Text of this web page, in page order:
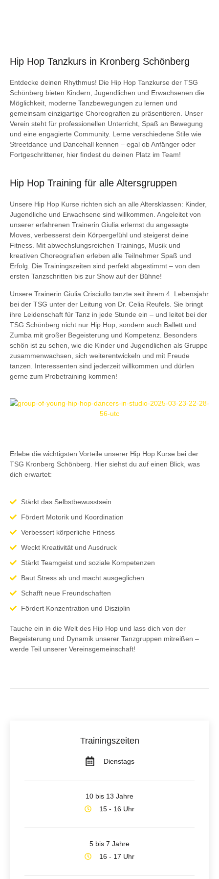
Hip Hop Tanzkurs in Kronberg Schönberg
Entdecke deinen Rhythmus! Die Hip Hop Tanzkurse der TSG
Schönberg bieten Kindern, Jugendlichen und Erwachsenen die
Möglichkeit, moderne Tanzbewegungen zu lernen und
gemeinsam einzigartige Choreografien zu präsentieren. Unser
Verein steht für professionellen Unterricht, Spaß an Bewegung
und eine engagierte Community. Lerne verschiedene Stile wie
Streetdance und Dancehall kennen – egal ob Anfänger oder
Fortgeschrittener, hier findest du deinen Platz im Team!
Hip Hop Training für alle Altersgruppen
Unsere Hip Hop Kurse richten sich an alle Altersklassen: Kinder,
Jugendliche und Erwachsene sind willkommen. Angeleitet von
unserer erfahrenen Trainerin Giulia erlernst du angesagte
Moves, verbesserst dein Körpergefühl und steigerst deine
Fitness. Mit abwechslungsreichen Trainings, Musik und
kreativen Choreografien erleben alle Teilnehmer Spaß und
Erfolg. Die Trainingszeiten sind perfekt abgestimmt – von den
ersten Tanzschritten bis zur Show auf der Bühne!
Unsere Trainerin Giulia Crisciullo tanzte seit ihrem 4. Lebensjahr
bei der TSG unter der Leitung von Dr. Celia Reufels. Sie bringt
ihre Leidenschaft für Tanz in jede Stunde ein – und leitet bei der
TSG Schönberg nicht nur Hip Hop, sondern auch Ballett und
Zumba mit großer Begeisterung und Kompetenz. Besonders
schön ist zu sehen, wie die Kinder und Jugendlichen als Gruppe
zusammenwachsen, sich weiterentwickeln und mit Freude
tanzen. Interessenten sind jederzeit willkommen und dürfen
gerne zum Probetraining kommen!
Erlebe die wichtigsten Vorteile unserer Hip Hop Kurse bei der
TSG Kronberg Schönberg. Hier siehst du auf einen Blick, was
dich erwartet:
Stärkt das Selbstbewusstsein
Fördert Motorik und Koordination
Verbessert körperliche Fitness
Weckt Kreativität und Ausdruck
Stärkt Teamgeist und soziale Kompetenzen
Baut Stress ab und macht ausgeglichen
Schafft neue Freundschaften
Fördert Konzentration und Disziplin
Tauche ein in die Welt des Hip Hop und lass dich von der
Begeisterung und Dynamik unserer Tanzgruppen mitreißen –
werde Teil unserer Vereinsgemeinschaft!
Trainingszeiten
Dienstags
10 bis 13 Jahre
15 - 16 Uhr
5 bis 7 Jahre
16 - 17 Uhr